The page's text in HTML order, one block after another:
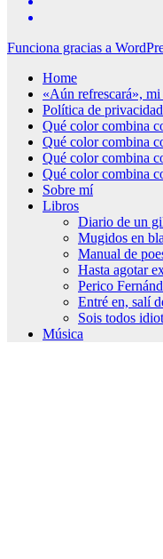
Funciona gracias a
Home
«Aún refrescará»,
Política de
Qué color combina
Qué color combina
Qué color combina
Qué color combina
Sobre mí
Libros
Diario de un
Mugidos en
Manual de
Hasta agotar
Perico
Entré en, salí
Sois todos
Música